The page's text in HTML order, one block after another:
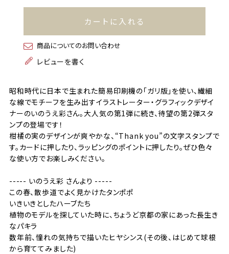
カートに入れる
商品についてのお問い合わせ
レビューを書く
昭和時代に日本で生まれた簡易印刷機の「ガリ版」を使い、繊細
な線でモチーフを生み出すイラストレーター・グラフィックデザイ
ナーのいのうえ彩さん。大人気の第1弾に続き、待望の第2弾スタ
ンプの登場です！
柑橘の実のデザインが爽やかな、“Thank you”の文字スタンプで
す。カードに押したり、ラッピングのポイントに押したり。ぜひ色々
な使い方でお楽しみください。
----- いのうえ彩 さんより -----
この春、散歩道でよく見かけたタンポポ
いきいきとしたハーブたち
植物のモデルを探していた時に、ちょうど京都の家にあった長生き
なパキラ
数年前、憧れの気持ちで描いたヒヤシンス(その後、はじめて球根
から育ててみました)